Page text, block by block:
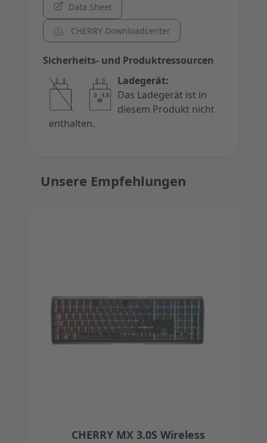
Data Sheet
CHERRY Downloadcenter
Sicherheits- und Produktressourcen
Ladegerät:
Das Ladegerät ist in
diesem Produkt nicht
enthalten.
Unsere Empfehlungen
CHERRY MX 3.0S Wireless